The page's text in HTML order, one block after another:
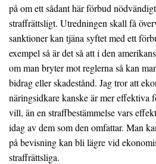
på om ett sådant här förbud
straffrättsligt. Utredningen skall få
sanktioner kan tjäna syftet med ett
exempel så är det så att i den
om man bryter mot reglerna så kan
bidrag eller skadestånd. Jag tror att
näringsidkare kanske är mer effektiva
vill, än en straffbestämmelse vars
idag av dem som den omfattar. Man
på bevisning kan bli lägre vid
straffrättsliga.